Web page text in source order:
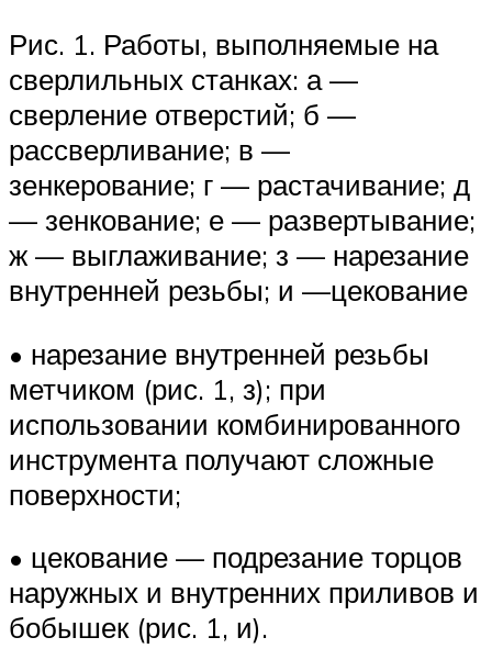
Рис. 1. Работы, выполняемые на
сверлильных станках: а —
сверление отверстий; б —
рассверливание; в —
зенкерование; г — растачивание; д
— зенкование; е — развертывание;
ж — выглаживание; з — нарезание
внутренней резьбы; и —цекование
• нарезание внутренней резьбы
метчиком (рис. 1, з); при
использовании комбинированного
инструмента получают сложные
поверхности;
• цекование — подрезание торцов
наружных и внутренних приливов и
бобышек (рис. 1, и).